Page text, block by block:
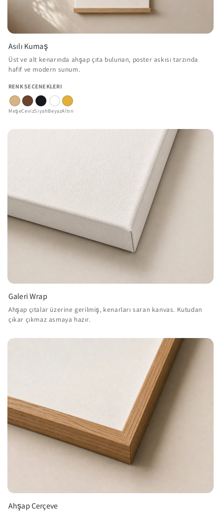
Asılı Kumaş
Üst ve alt kenarında ahşap çıta bulunan, poster askısı tarzında
hafif ve modern sunum.
RENK SEÇENEKLERI
MeşeCevizSiyahBeyazAltın
Galeri Wrap
Ahşap çıtalar üzerine gerilmiş, kenarları saran kanvas. Kutudan
çıkar çıkmaz asmaya hazır.
Ahşap Çerçeve